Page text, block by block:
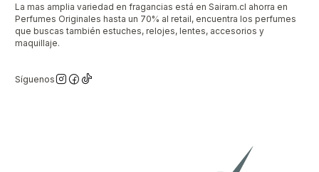
La mas amplia variedad en fragancias está en Sairam.cl ahorra en
Perfumes Originales hasta un 70% al retail, encuentra los perfumes
que buscas también estuches, relojes, lentes, accesorios y
maquillaje.
Síguenos